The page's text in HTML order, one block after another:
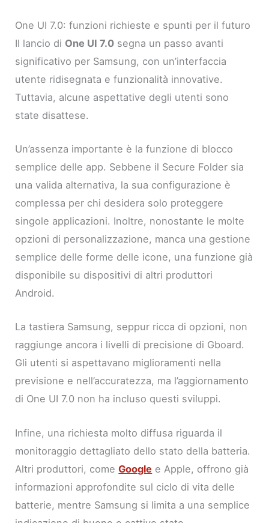
One UI 7.0: funzioni richieste e spunti per il futuro
Il lancio di One UI 7.0 segna un passo avanti
significativo per Samsung, con un’interfaccia
utente ridisegnata e funzionalità innovative.
Tuttavia, alcune aspettative degli utenti sono
state disattese.
Un’assenza importante è la funzione di blocco
semplice delle app. Sebbene il Secure Folder sia
una valida alternativa, la sua configurazione è
complessa per chi desidera solo proteggere
singole applicazioni. Inoltre, nonostante le molte
opzioni di personalizzazione, manca una gestione
semplice delle forme delle icone, una funzione già
disponibile su dispositivi di altri produttori
Android.
La tastiera Samsung, seppur ricca di opzioni, non
raggiunge ancora i livelli di precisione di Gboard.
Gli utenti si aspettavano miglioramenti nella
previsione e nell’accuratezza, ma l’aggiornamento
di One UI 7.0 non ha incluso questi sviluppi.
Infine, una richiesta molto diffusa riguarda il
monitoraggio dettagliato dello stato della batteria.
Altri produttori, comeGoogle e Apple, offrono già
informazioni approfondite sul ciclo di vita delle
batterie, mentre Samsung si limita a una semplice